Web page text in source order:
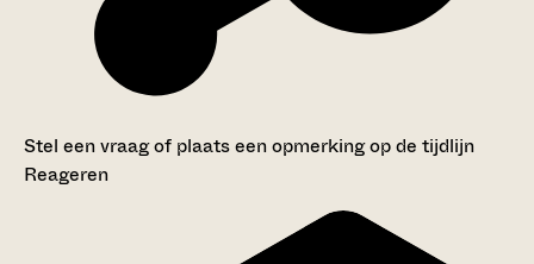
Stel een vraag of plaats een opmerking op de tijdlijn
Reageren